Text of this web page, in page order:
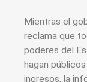
Mientras el
reclama que
poderes del
hagan
ingresos, la